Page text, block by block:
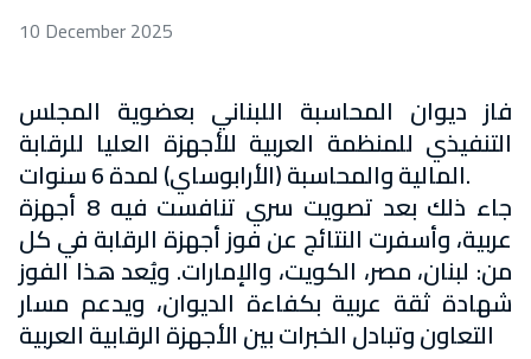
10 December 2025
فاز ديوان المحاسبة اللبناني بعضوية المجلس
التنفيذي للمنظمة العربية للأجهزة العليا للرقابة
المالية والمحاسبة (الأرابوساي) لمدة 6 سنوات.
جاء ذلك بعد تصويت سري تنافست فيه 8 أجهزة
عربية، وأسفرت النتائج عن فوز أجهزة الرقابة في كل
من: لبنان، مصر، الكويت، والإمارات. ويُعد هذا الفوز
شهادة ثقة عربية بكفاءة الديوان، ويدعم مسار
التعاون وتبادل الخبرات بين الأجهزة الرقابية العربية